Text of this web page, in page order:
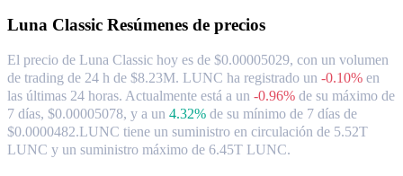
Luna Classic Resúmenes de precios
El precio de Luna Classic hoy es de $0.00005029, con un volumen
de trading de 24 h de $8.23M. LUNC ha registrado un -0.10% en
las últimas 24 horas. Actualmente está a un -0.96% de su máximo de
7 días, $0.00005078, y a un 4.32% de su mínimo de 7 días de
$0.0000482.LUNC tiene un suministro en circulación de 5.52T
LUNC y un suministro máximo de 6.45T LUNC.